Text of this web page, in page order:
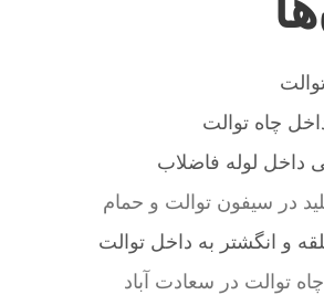
چاه توالت
داخل لوله فاضلاب
در سیفون توالت و حمام
و انگشتر به داخل توالت
توالت در سعادت آباد